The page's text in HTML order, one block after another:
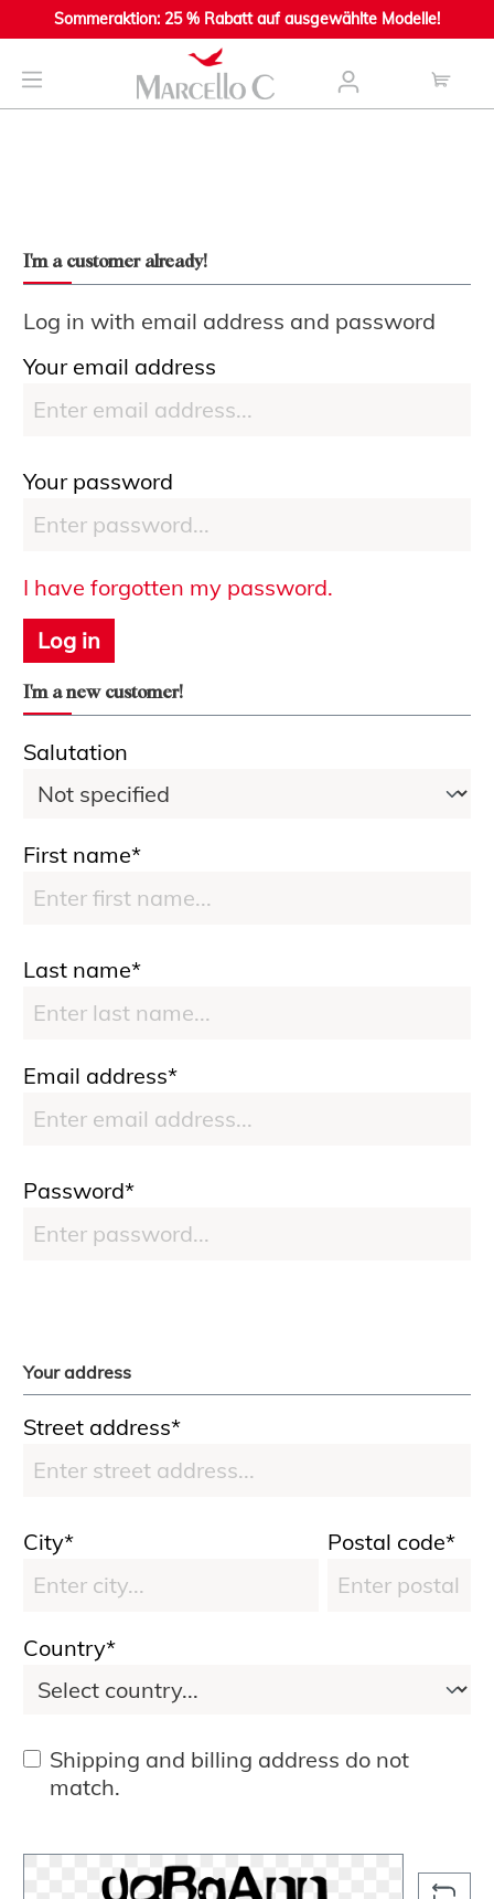
content
Sommeraktion: 25 % Rabatt auf ausgewählte Modelle!
I'm a customer already!
Log in with email address and password
Your email address
Your password
I have forgotten my password.
Log in
I'm a new customer!
Personal information
Salutation
First name*
Last name*
Email address*
Password*
Your address
Street address*
City* Postal code*
Country*
Shipping and billing address do not
match.